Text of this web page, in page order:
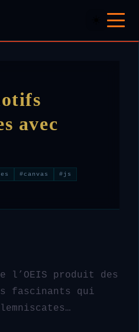
avec
#canvas #js
l’OEIS produit des
fascinants qui